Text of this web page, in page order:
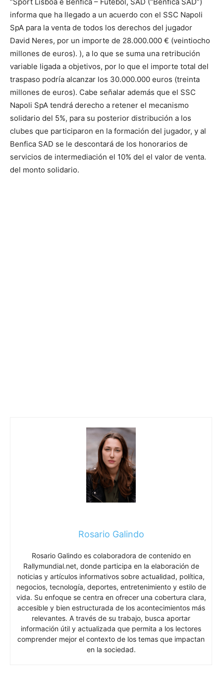
informa que ha llegado a un acuerdo con el SSC Napoli
SpA para la venta de todos los derechos del jugador
David Neres, por un importe de 28.000.000 € (veintiocho
millones de euros). ), a lo que se suma una retribución
variable ligada a objetivos, por lo que el importe total del
traspaso podría alcanzar los 30.000.000 euros (treinta
millones de euros). Cabe señalar además que el SSC
Napoli SpA tendrá derecho a retener el mecanismo
solidario del 5%, para su posterior distribución a los
clubes que participaron en la formación del jugador, y al
Benfica SAD se le descontará de los honorarios de
servicios de intermediación el 10% del el valor de venta.
del monto solidario.
Rosario Galindo
Rosario Galindo es colaboradora de contenido en
Rallymundial.net, donde participa en la elaboración de
noticias y artículos informativos sobre actualidad, política,
negocios, tecnología, deportes, entretenimiento y estilo de
vida. Su enfoque se centra en ofrecer una cobertura clara,
accesible y bien estructurada de los acontecimientos más
relevantes. A través de su trabajo, busca aportar
información útil y actualizada que permita a los lectores
comprender mejor el contexto de los temas que impactan
en la sociedad.